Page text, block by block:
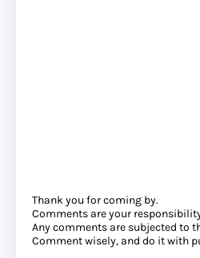
Thank you for coming by.
Comments are your
Any comments are subjected to
Comment wisely, and do it with